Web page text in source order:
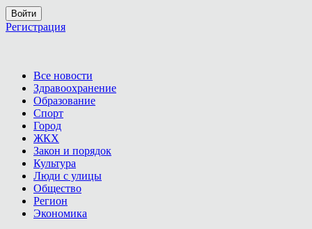
Войти
Регистрация
Все новости
Здравоохранение
Образование
Спорт
Город
ЖКХ
Закон и порядок
Культура
Люди с улицы
Общество
Регион
Экономика